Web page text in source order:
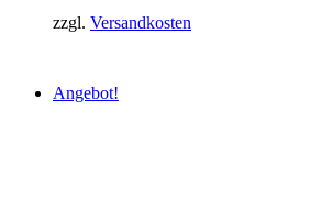
zzgl. Versandkosten
Angebot!